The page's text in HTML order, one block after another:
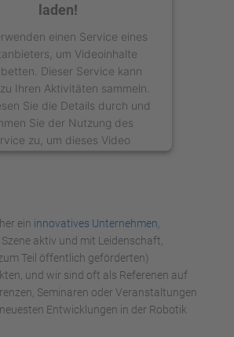
laden!
einen Service eines
um Videoinhalte
Dieser Service kann
Ihren Aktivitäten sammeln.
Sie die Details durch und
Sie der Nutzung des
zu, um dieses Video
anzusehen.
Akzeptieren
by
Usercentrics Consent
Management Platform
ein innovatives Unternehmen
aktiv und mit Leidenschaft,
Teil öffentlich geförderten)
und wir sind oft als Referenen auf
Seminaren oder Veranstaltungen
Entwicklungen in der Robotik